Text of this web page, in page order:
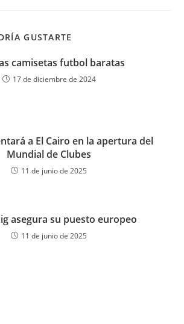
GUSTARTE
camisetas futbol baratas
17 de diciembre de 2024
a El Cairo en la apertura del
Mundial de Clubes
11 de junio de 2025
asegura su puesto europeo
11 de junio de 2025